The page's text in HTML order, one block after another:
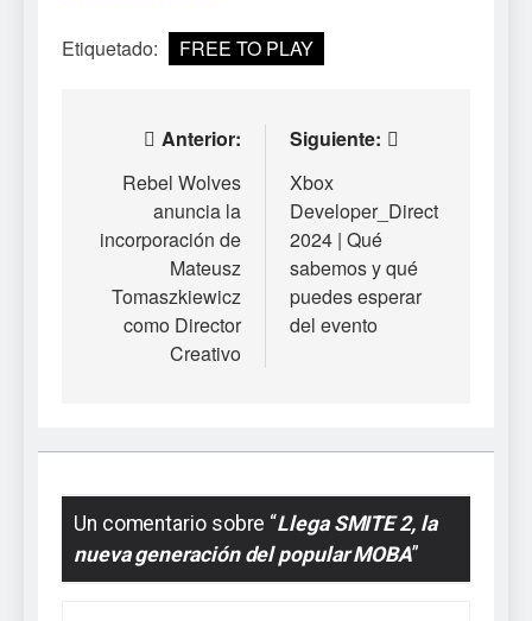
Etiquetado: FREE TO PLAY
Navegación
entradas
Anterior:
Rebel Wolves
anuncia la
incorporación de
Mateusz
Tomaszkiewicz
como Director
Creativo
Siguiente:
Xbox
Developer_Direct
2024 | Qué
sabemos y qué
puedes esperar
del evento
Un comentario sobre “Llega SMITE 2, la
nueva generación del popular MOBA”